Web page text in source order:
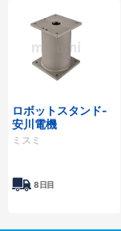
ロボットスタンド-
安川電機
ミスミ
8日目